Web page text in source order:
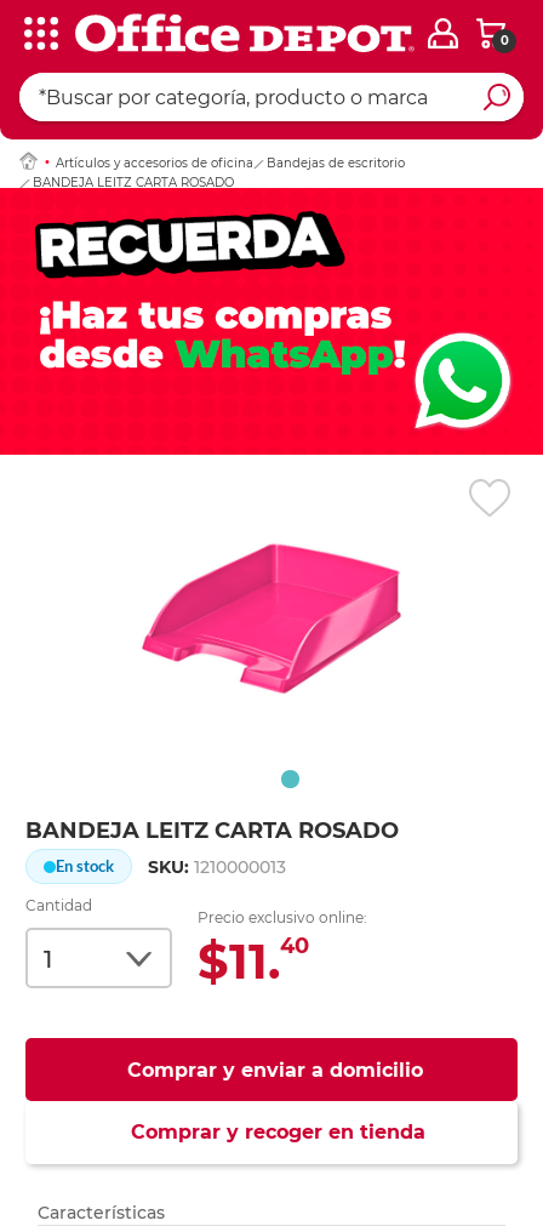
0
Artículos y accesorios de oficina
Bandejas de escritorio
BANDEJA LEITZ CARTA ROSADO
BANDEJA LEITZ CARTA ROSADO
En stock SKU:1210000013
Cantidad
Precio exclusivo online:
$11.40
Comprar y enviar a domicilio
Comprar y recoger en tienda
Ingresar Codigo
Características